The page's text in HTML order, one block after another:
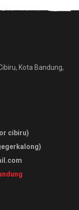
Kota Bandung,
cibiru)